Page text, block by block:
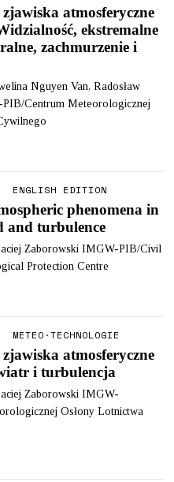
zjawiska atmosferyczne
ekstremalne
zachmurzenie i
Nguyen Van, Radosław
Centrum Meteorologicznej
ENGLISH EDITION
phenomena in
and turbulence
Zaborowski IMGW-PIB/Civil
Protection Centre
METEO ·TECHNOLOGIE
zjawiska atmosferyczne
i turbulencja
Zaborowski IMGW-
Osłony Lotnictwa